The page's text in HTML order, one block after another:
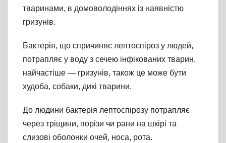
тваринами, в домоволодіннях із наявністю
гризунів.
Бактерія, що спричиняє лептоспіроз у людей,
потрапляє у воду з сечею інфікованих тварин,
найчастіше — гризунів, також це може бути
худоба, собаки, дикі тварини.
До людини бактерія лептоспірозу потрапляє
через тріщини, порізи чи рани на шкірі та
слизові оболонки очей, носа, рота.